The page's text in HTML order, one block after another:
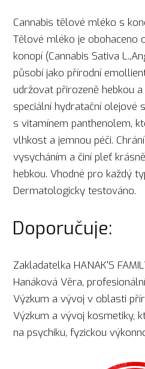
Cannabis tělové mléko s
Tělové mléko je obohaceno
konopí (Cannabis Sativa
působí jako přírodní
udržovat přirozeně hebkou
speciální hydratační olejové
s vitamínem panthenolem,
vlhkost a jemnou péči.
vysycháním a činí pleť
hebkou. Vhodné pro každý
Dermatologicky testováno.
Doporučuje:
Zakladatelka HANAK'S
Hanáková Věra,
Výzkum a vývoj v oblasti
Výzkum a vývoj kosmetiky,
na psychiku, fyzickou